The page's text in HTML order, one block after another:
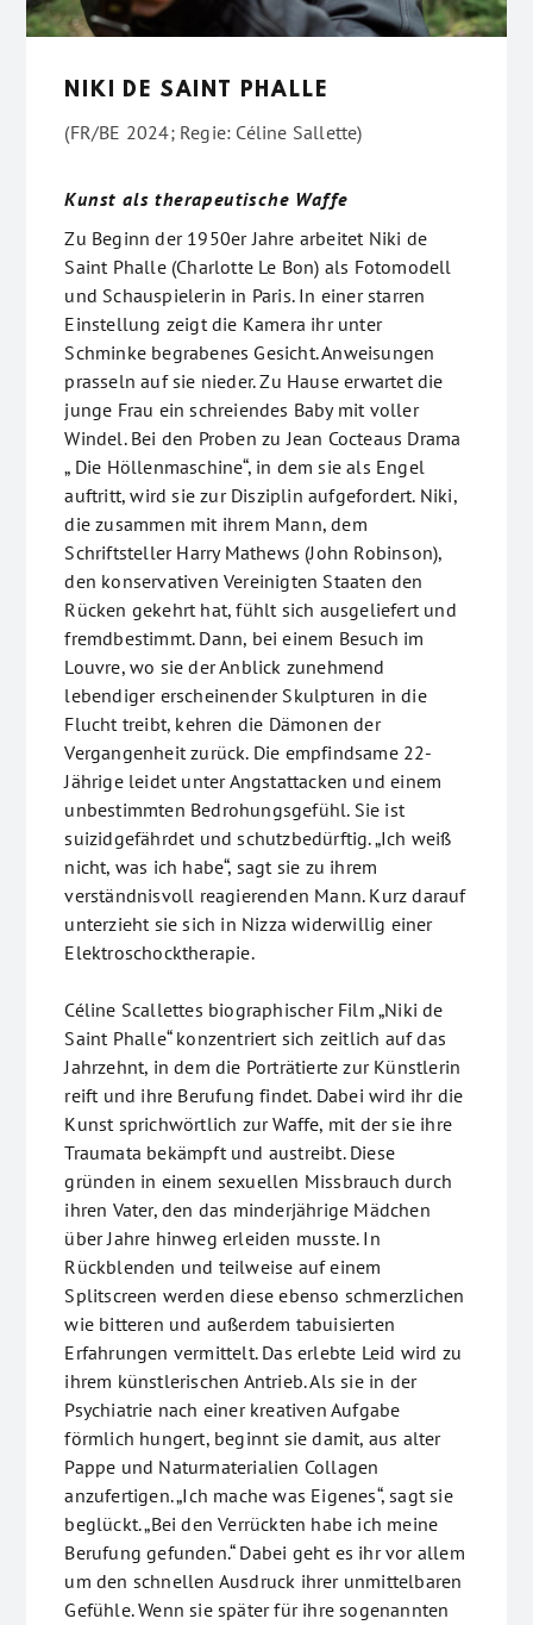
NIKI DE SAINT PHALLE
(FR/BE 2024; Regie: Céline Sallette)
Kunst als therapeutische Waffe
Zu Beginn der 1950er Jahre arbeitet Niki de
Saint Phalle (Charlotte Le Bon) als Fotomodell
und Schauspielerin in Paris. In einer starren
Einstellung zeigt die Kamera ihr unter
Schminke begrabenes Gesicht. Anweisungen
prasseln auf sie nieder. Zu Hause erwartet die
junge Frau ein schreiendes Baby mit voller
Windel. Bei den Proben zu Jean Cocteaus Drama
„ Die Höllenmaschine“, in dem sie als Engel
auftritt, wird sie zur Disziplin aufgefordert. Niki,
die zusammen mit ihrem Mann, dem
Schriftsteller Harry Mathews (John Robinson),
den konservativen Vereinigten Staaten den
Rücken gekehrt hat, fühlt sich ausgeliefert und
fremdbestimmt. Dann, bei einem Besuch im
Louvre, wo sie der Anblick zunehmend
lebendiger erscheinender Skulpturen in die
Flucht treibt, kehren die Dämonen der
Vergangenheit zurück. Die empfindsame 22-
Jährige leidet unter Angstattacken und einem
unbestimmten Bedrohungsgefühl. Sie ist
suizidgefährdet und schutzbedürftig. „Ich weiß
nicht, was ich habe“, sagt sie zu ihrem
verständnisvoll reagierenden Mann. Kurz darauf
unterzieht sie sich in Nizza widerwillig einer
Elektroschocktherapie.
Céline Scallettes biographischer Film „Niki de
Saint Phalle“ konzentriert sich zeitlich auf das
Jahrzehnt, in dem die Porträtierte zur Künstlerin
reift und ihre Berufung findet. Dabei wird ihr die
Kunst sprichwörtlich zur Waffe, mit der sie ihre
Traumata bekämpft und austreibt. Diese
gründen in einem sexuellen Missbrauch durch
ihren Vater, den das minderjährige Mädchen
über Jahre hinweg erleiden musste. In
Rückblenden und teilweise auf einem
Splitscreen werden diese ebenso schmerzlichen
wie bitteren und außerdem tabuisierten
Erfahrungen vermittelt. Das erlebte Leid wird zu
ihrem künstlerischen Antrieb. Als sie in der
Psychiatrie nach einer kreativen Aufgabe
förmlich hungert, beginnt sie damit, aus alter
Pappe und Naturmaterialien Collagen
anzufertigen. „Ich mache was Eigenes“, sagt sie
beglückt. „Bei den Verrückten habe ich meine
Berufung gefunden.“ Dabei geht es ihr vor allem
um den schnellen Ausdruck ihrer unmittelbaren
Gefühle. Wenn sie später für ihre sogenannten